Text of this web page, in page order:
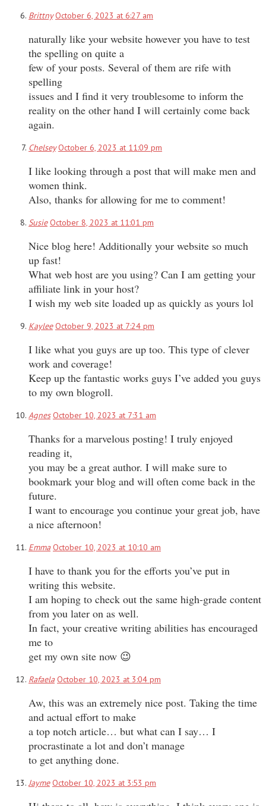
Brittny October 6, 2023 at 6:27 am
naturally like your website however you have to test
the spelling on quite a
few of your posts. Several of them are rife with
spelling
issues and I find it very troublesome to inform the
reality on the other hand I will certainly come back
again.
Chelsey October 6, 2023 at 11:09 pm
I like looking through a post that will make men and
women think.
Also, thanks for allowing for me to comment!
Susie October 8, 2023 at 11:01 pm
Nice blog here! Additionally your website so much
up fast!
What web host are you using? Can I am getting your
affiliate link in your host?
I wish my web site loaded up as quickly as yours lol
Kaylee October 9, 2023 at 7:24 pm
I like what you guys are up too. This type of clever
work and coverage!
Keep up the fantastic works guys I’ve added you guys
to my own blogroll.
Agnes October 10, 2023 at 7:31 am
Thanks for a marvelous posting! I truly enjoyed
reading it,
you may be a great author. I will make sure to
bookmark your blog and will often come back in the
future.
I want to encourage you continue your great job, have
a nice afternoon!
Emma October 10, 2023 at 10:10 am
I have to thank you for the efforts you’ve put in
writing this website.
I am hoping to check out the same high-grade content
from you later on as well.
In fact, your creative writing abilities has encouraged
me to
get my own site now 😉
Rafaela October 10, 2023 at 3:04 pm
Aw, this was an extremely nice post. Taking the time
and actual effort to make
a top notch article… but what can I say… I
procrastinate a lot and don’t manage
to get anything done.
Jayme October 10, 2023 at 3:53 pm